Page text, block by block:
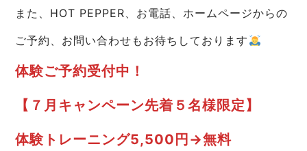
また、HOT PEPPER、お電話、ホームページからの
ご予約、お問い合わせもお待ちしております
体験ご予約受付中！
【７月キャンペーン先着５名様限定】
体験トレーニング5,500円→無料